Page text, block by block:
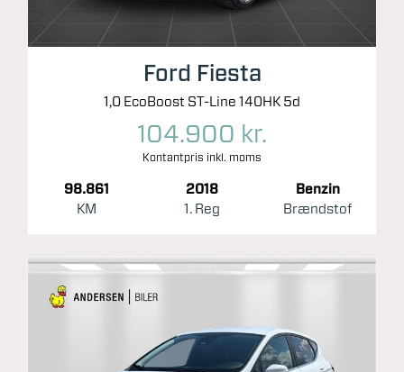
Ford Fiesta
1,0 EcoBoost ST-Line 140HK 5d
104.900 kr.
Kontantpris inkl. moms
98.861
KM
2018
1. Reg
Benzin
Brændstof